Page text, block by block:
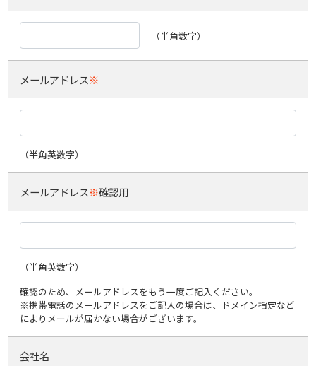
（半角数字）
メールアドレス※
（半角英数字）
メールアドレス※確認用
（半角英数字）
確認のため、メールアドレスをもう一度ご記入ください。
※携帯電話のメールアドレスをご記入の場合は、ドメイン指定など
によりメールが届かない場合がございます。
会社名